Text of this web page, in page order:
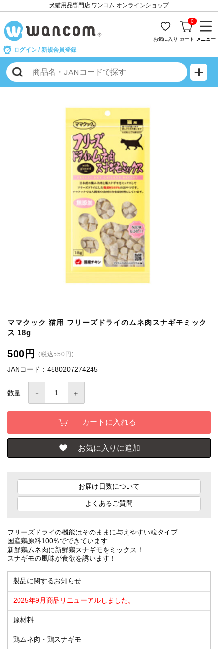
犬猫用品専門店 ワンコム オンラインショップ
ログイン / 新規会員登録
お気に入り
0
カート メニュー
ママクック 猫用 フリーズドライのムネ肉スナギモミック
ス 18g
500円 (税込550円)
JANコード：4580207274245
数量
お届け日数について
よくあるご質問
フリーズドライの機能はそのままに与えやすい粒タイプ
国産鶏原料100％でできています
新鮮鶏ムネ肉に新鮮鶏スナギモをミックス！
スナギモの風味が食欲を誘います！
製品に関するお知らせ
2025年9月商品リニューアルしました。
原材料
鶏ムネ肉・鶏スナギモ